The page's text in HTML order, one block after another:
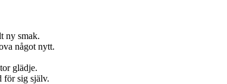
ny smak.
något nytt.
glädje.
för sig själv.